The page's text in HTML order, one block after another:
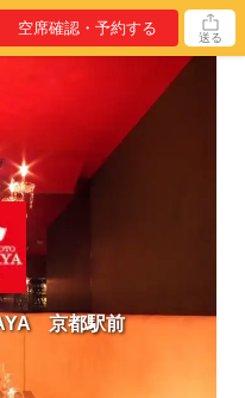
空席確認・予約する 送る
京都駅前